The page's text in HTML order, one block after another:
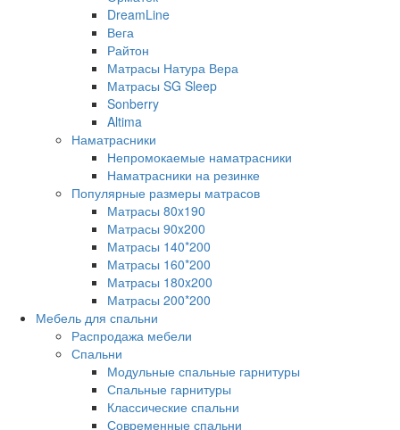
DreamLine
Вега
Райтон
Матрасы Натура Вера
Матрасы SG Sleep
Sonberry
Altima
Наматрасники
Непромокаемые наматрасники
Наматрасники на резинке
Популярные размеры матрасов
Матрасы 80x190
Матрасы 90x200
Матрасы 140*200
Матрасы 160*200
Матрасы 180x200
Матрасы 200*200
Мебель для спальни
Распродажа мебели
Спальни
Модульные спальные гарнитуры
Спальные гарнитуры
Классические спальни
Современные спальни